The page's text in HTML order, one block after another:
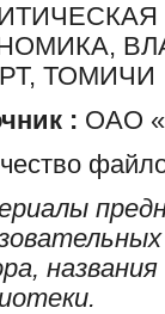
ТОМИЧИ
: ОАО